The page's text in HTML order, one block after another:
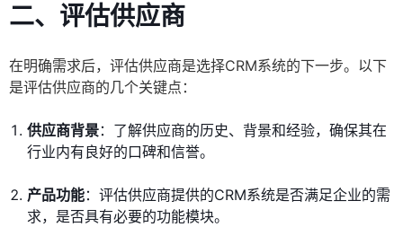
二、评估供应商
在明确需求后，评估供应商是选择CRM系统的下一步。以下
是评估供应商的几个关键点：
供应商背景：了解供应商的历史、背景和经验，确保其在
行业内有良好的口碑和信誉。
产品功能：评估供应商提供的CRM系统是否满足企业的需
求，是否具有必要的功能模块。